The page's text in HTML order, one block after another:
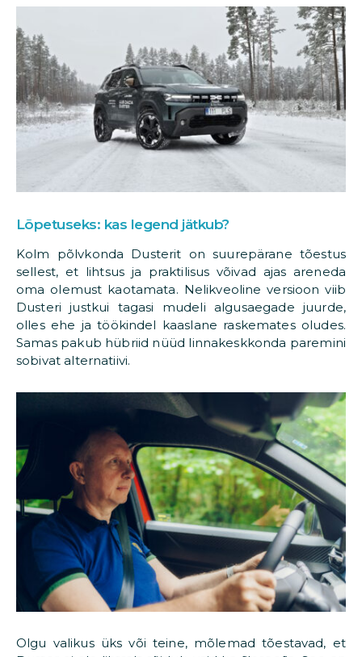
Lõpetuseks: kas legend jätkub?
Kolm põlvkonda Dusterit on suurepärane tõestus
sellest, et lihtsus ja praktilisus võivad ajas areneda
oma olemust kaotamata. Nelikveoline versioon viib
Dusteri justkui tagasi mudeli algusaegade juurde,
olles ehe ja töökindel kaaslane raskemates oludes.
Samas pakub hübriid nüüd linnakeskkonda paremini
sobivat alternatiivi.
Olgu valikus üks või teine, mõlemad tõestavad, et